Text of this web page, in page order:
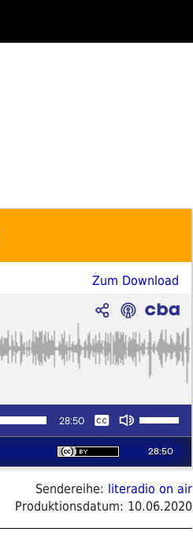
Zum Download
Sendereihe: literadio on air
Produktionsdatum: 10.06.2020